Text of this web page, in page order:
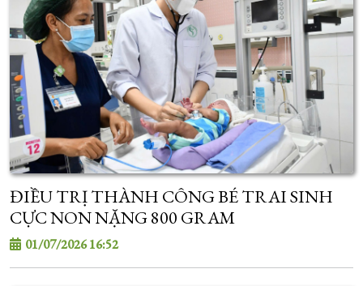
ĐIỀU TRỊ THÀNH CÔNG BÉ TRAI SINH
CỰC NON NẶNG 800 GRAM
01/07/2026 16:52